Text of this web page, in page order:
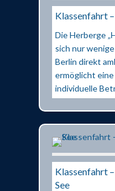
Klassenfahrt
Die Herberge
sich nur
Berlin direkt
ermöglicht
individuelle
Klassenfahrt
See